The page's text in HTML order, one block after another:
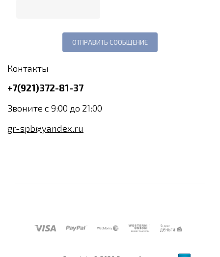
Контакты
+7(921)372-81-37
Звоните с 9:00 до 21:00
gr-spb@yandex.ru